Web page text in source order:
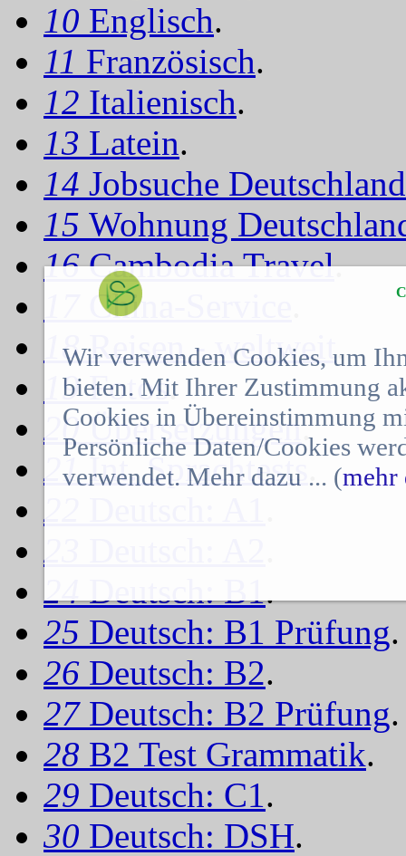
10 Englisch.
11 Französisch.
12 Italienisch.
13 Latein.
14 Jobsuche Deutschland
15 Wohnung
16Cambodia Travel.
China-Service
18Reisen - weltweit.
19Fotos.
20Übersetzungen.
21Int. Sprachtests.
22
23
24Deutsch: B1.
25 Deutsch: B1 Prüfung.
26 Deutsch: B2.
27 Deutsch: B2 Prüfung.
28 B2 Test Grammatik.
29 Deutsch: C1.
30 Deutsch: DSH.
Wir verwenden Cookies, um
bieten. Mit Ihrer Zustimmung
Cookies in Übereinstimmung
Persönliche Daten/Cookies
verwendet. Mehr dazu ... (mehr